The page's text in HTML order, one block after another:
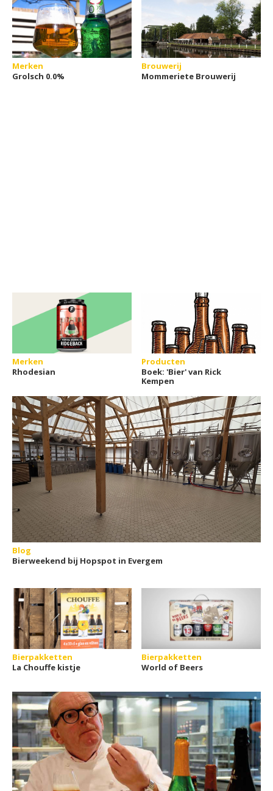
Merken
Grolsch 0.0%
Brouwerij
Mommeriete Brouwerij
Merken
Rhodesian
Producten
Boek: 'Bier' van Rick
Kempen
Blog
Bierweekend bij Hopspot in Evergem
Bierpakketten
La Chouffe kistje
Bierpakketten
World of Beers